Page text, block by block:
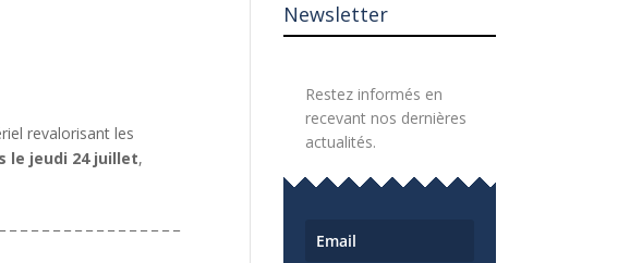
revalorisant les
le jeudi 24 juillet,
Newsletter
Restez informés en
recevant nos dernières
actualités.